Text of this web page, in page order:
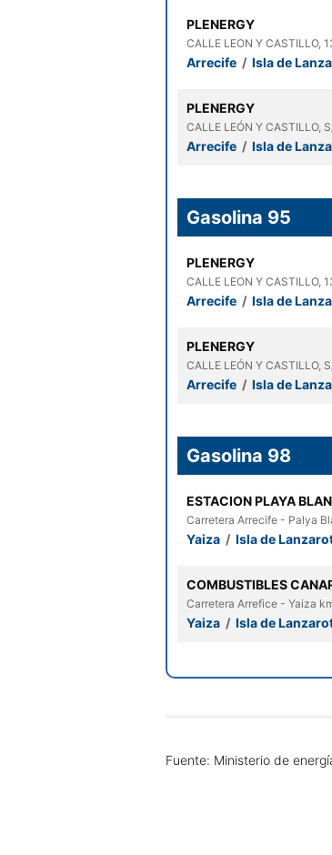
PLENERGY
CALLE LEON Y CASTILLO,
Arrecife / Isla de
PLENERGY
CALLE LEÓN Y CASTILLO,
Arrecife / Isla de
Gasolina 95
PLENERGY
CALLE LEON Y CASTILLO,
Arrecife / Isla de
PLENERGY
CALLE LEÓN Y CASTILLO,
Arrecife / Isla de
Gasolina 98
ESTACION PLAYA
Carretera Arrecife - Palya
Yaiza / Isla de
COMBUSTIBLES
Carretera Arrefice - Yaiza
Yaiza / Isla de
Fuente: Ministerio de